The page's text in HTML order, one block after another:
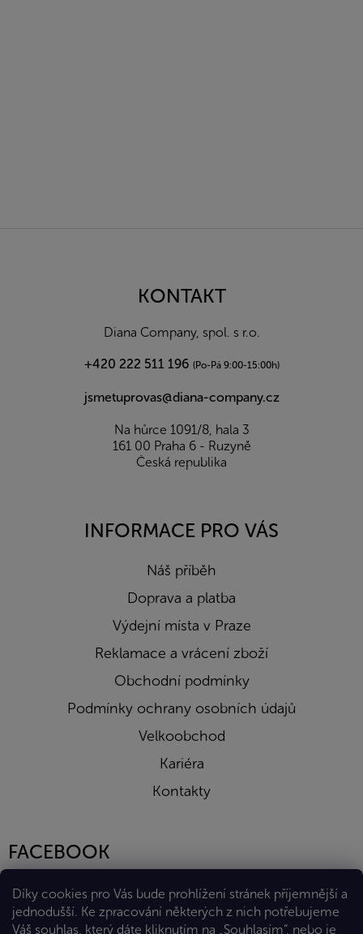
Díky cookies pro Vás bude prohlížení stránek příjemnější a
jednodušší. Ke zpracování některých z nich potřebujeme
Váš souhlas, který dáte kliknutím na „Souhlasím“, nebo je
KONTAKT
Diana Company, spol. s r.o.
+420 222 511 196 (Po-Pá 9:00-15:00h)
jsmetuprovas@diana-company.cz
Na hůrce 1091/8, hala 3
161 00 Praha 6 - Ruzyně
Česká republika
INFORMACE PRO VÁS
Náš příběh
Doprava a platba
Výdejní místa v Praze
Reklamace a vrácení zboží
Obchodní podmínky
Podmínky ochrany osobních údajů
Velkoobchod
Kariéra
Kontakty
FACEBOOK